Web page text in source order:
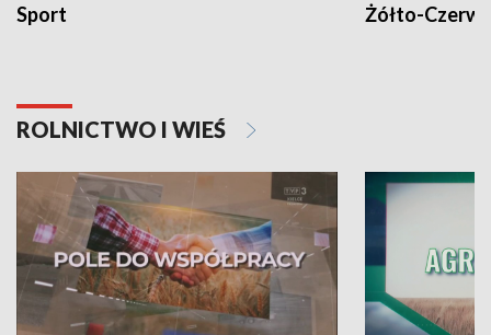
Sport Żółto-
ROLNICTWO I WIEŚ